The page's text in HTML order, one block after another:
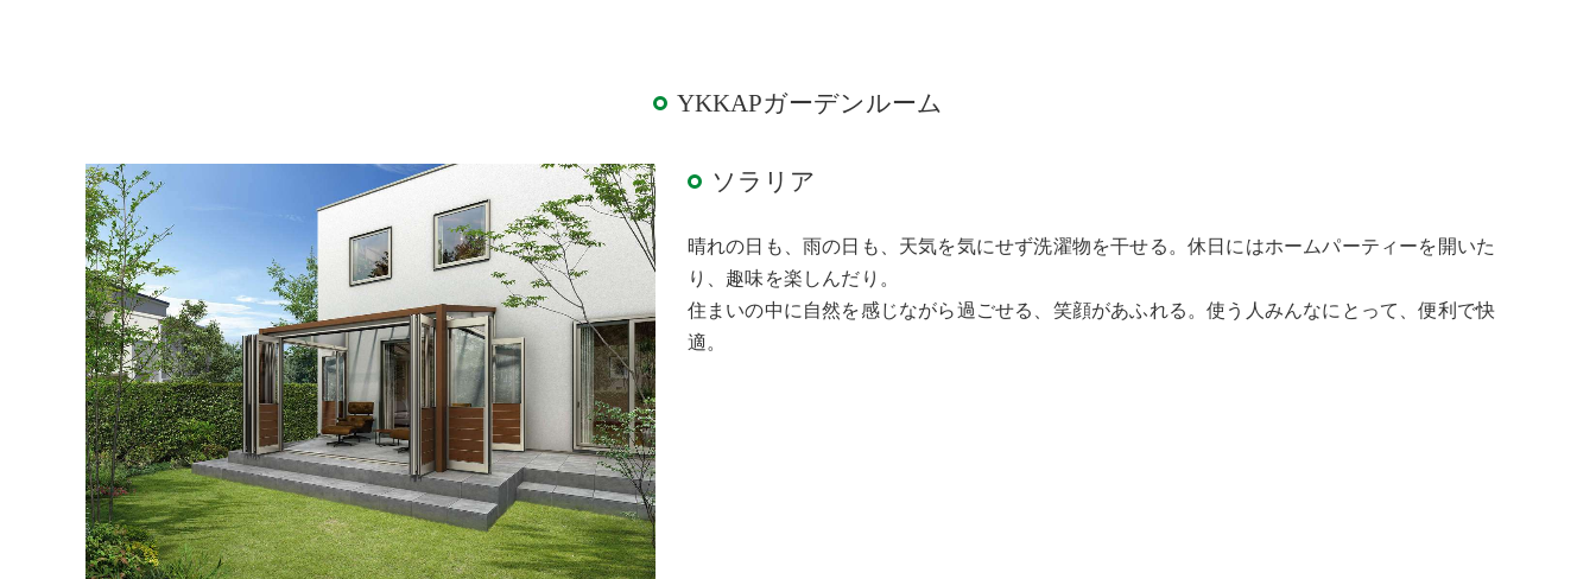
YKKAPガーデンルーム
ソラリア
晴れの日も、雨の日も、天気を気にせず洗濯物を干せる。休日にはホームパーティーを開いた
り、趣味を楽しんだり。
住まいの中に自然を感じながら過ごせる、笑顔があふれる。使う人みんなにとって、便利で快
適。